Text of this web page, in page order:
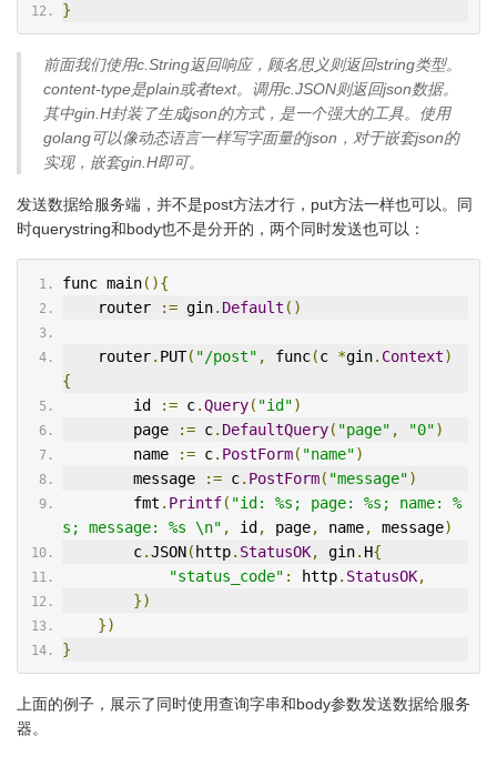
}
前面我们使用c.String返回响应，顾名思义则返回string类型。
content-type是plain或者text。调用c.JSON则返回json数据。
其中gin.H封装了生成json的方式，是一个强大的工具。使用
golang可以像动态语言一样写字面量的json，对于嵌套json的
实现，嵌套gin.H即可。
发送数据给服务端，并不是post方法才行，put方法一样也可以。同
时querystring和body也不是分开的，两个同时发送也可以：
func main(){
    router
:= gin. Default ()
    router
. PUT( "/post" , func(c *gin. Context)
{
        id
:= c.Query( "id")
        page
:= c. DefaultQuery( "page" , "0")
        name
:= c. PostForm( "name")
        message
:= c. PostForm( "message")
        fmt
. Printf( "id: %s; page: %s; name: %
s; message: %s \n" , id , page, name, message)
        c
.JSON( http. StatusOK, gin. H{
"status_code" : http. StatusOK,
})
})
}
上面的例子，展示了同时使用查询字串和body参数发送数据给服务
器。